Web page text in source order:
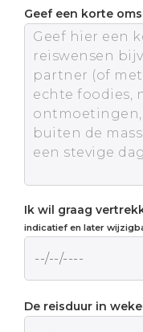
Geef een korte
Ik wil graag
indicatief en later
De reisduur in